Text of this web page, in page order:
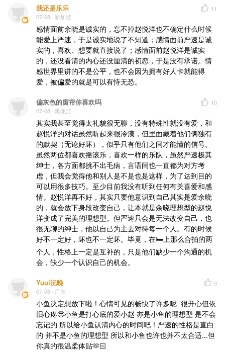
我还是乐乐
07-08 · 新加坡
11
感情面前余晓是诚实的，忘不掉赵悦洋也不确定什么时候
能爱上严速，于是诚实地说了不知道；感情面前严速是诚
实的，喜欢、想要就直接说了；感情面前赵悦洋是诚实
的，还没看清的内心还没厘清的初恋，于是没有承诺。情
感世界里讲的不是公平，也不会因为拥有好人卡就能得
爱，被偏爱的就是可以有恃无恐。
偏灰色的窗帘你喜欢吗
07-08 · 黑龙江
10
其实我甚至觉得太礼貌很无聊，没有特殊性就没有爱，和
赵悦洋的对话虽然听起来很冷漠，但里面藏着他们俩独有
的默契（无论好坏），似乎只有他们之间才能懂的信号。
虽然两位都喜欢摇滚乐，喜欢一样的乐队，虽然严速极其
绅士，各方面都挑不出毛病，言语间也一直都为对方考
虑，但我会觉得他和别人是不是也是这样，为了达到目的
可以用很多技巧。至少目前我没有听到任何有关喜爱和感
情。赵悦洋再不好，其实只要他意识到自己其实是爱余晓
的，就会放下身段改变自己，让本就是余晓理想型的赵悦
洋变成了完美的理想型。但严速只会是无法改变自己，也
很无聊的绅士，他以自己为主去对待每一个人。有的时候
好不一定好，坏也不一定坏。毕竟，在🛏️上那么合拍的两
个人，性格上一定是互补的，只是他们缺少一个沟通的机
会，缺少一个认识自己的机会。
Yuui沅晚
07-08 · 广东
9
小鱼决定想放下啦！心情可见的畅快了许多呢  很开心但依
旧心疼🥹小鱼是打心底的爱小赵 亦是小鱼的理想型 是不会
忘记的 所以给小鱼认清内心的时间吧！严速的性格是直白
的 并不是小鱼的理想型 所以和小鱼也许也并不太合适...但
你真的很温柔体贴🫶🏻